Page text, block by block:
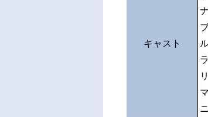
キャスト